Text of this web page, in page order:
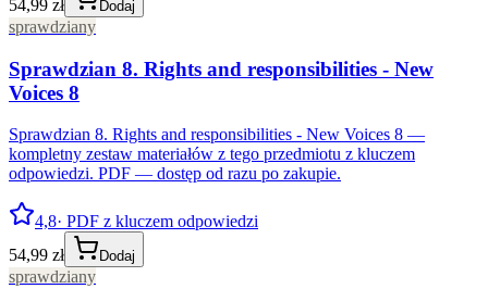
54,99 zł
Dodaj
sprawdziany
Sprawdzian 8. Rights and responsibilities - New
Voices 8
Sprawdzian 8. Rights and responsibilities - New Voices 8 —
kompletny zestaw materiałów z tego przedmiotu z kluczem
odpowiedzi. PDF — dostęp od razu po zakupie.
4,8· PDF z kluczem odpowiedzi
54,99 zł
Dodaj
sprawdziany